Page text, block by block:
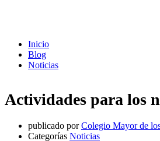
Inicio
Blog
Noticias
Actividades para los
publicado por Colegio Mayor de
Categorías Noticias